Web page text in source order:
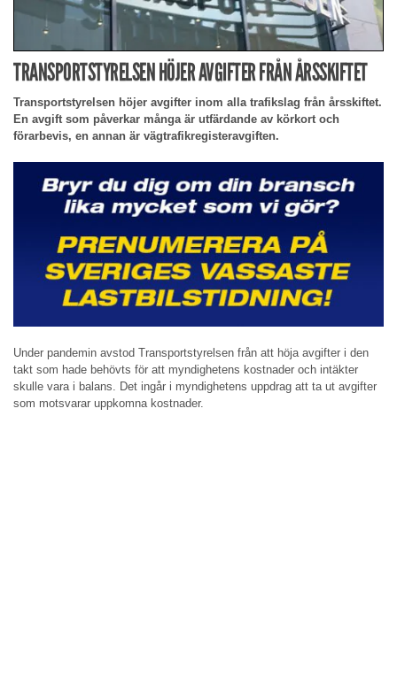
TRANSPORTSTYRELSEN HÖJER AVGIFTER FRÅN ÅRSSKIFTET
Transportstyrelsen höjer avgifter inom alla trafikslag från årsskiftet.
En avgift som påverkar många är utfärdande av körkort och
förarbevis, en annan är vägtrafikregisteravgiften.
Under pandemin avstod Transportstyrelsen från att höja avgifter i den
takt som hade behövts för att myndighetens kostnader och intäkter
skulle vara i balans. Det ingår i myndighetens uppdrag att ta ut avgifter
som motsvarar uppkomna kostnader.